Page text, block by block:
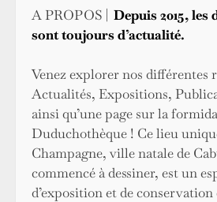
A PROPOS |
Depuis 2015, les
sont toujours d’actualité.
Venez explorer nos différentes
Actualités, Expositions,
ainsi qu’une page sur la
Duduchothèque ! Ce lieu
Champagne, ville natale de
commencé à dessiner, est un
d’exposition et de conservation